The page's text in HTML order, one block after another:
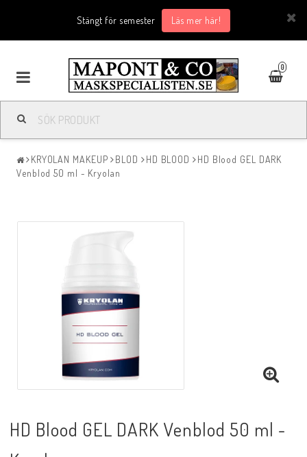
Stängt för semester Läs mer här!
0
KRYOLAN MAKEUP BLOD HD BLOOD
HD Blood GEL DARK
Venblod 50 ml - Kryolan
HD Blood GEL DARK Venblod 50 ml -